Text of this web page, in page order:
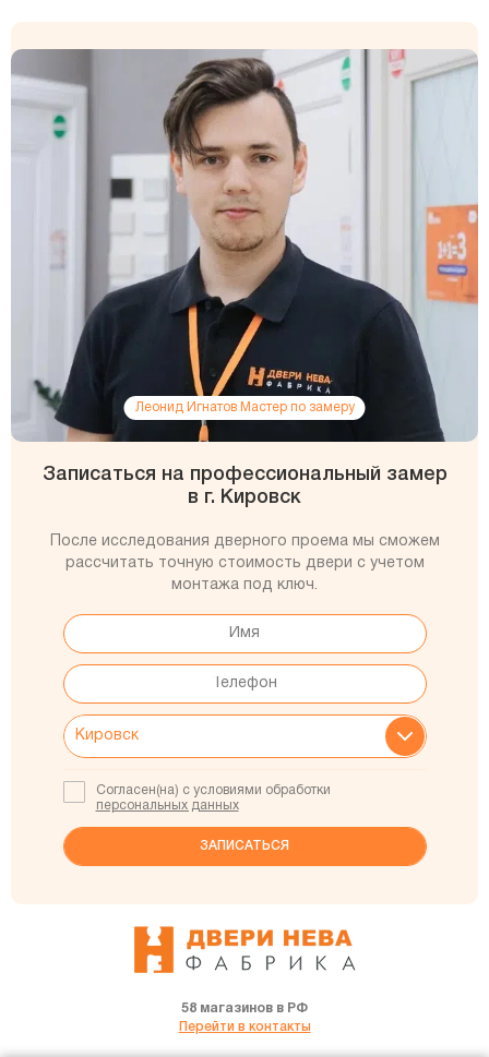
Леонид Игнатов Мастер по замеру
Записаться на профессиональный замер
в г. Кировск
После исследования дверного проема мы сможем
рассчитать точную стоимость двери с учетом
монтажа под ключ.
Согласен(на) с условиями обработки
персональных данных
58 магазинов в РФ
Перейти в контакты